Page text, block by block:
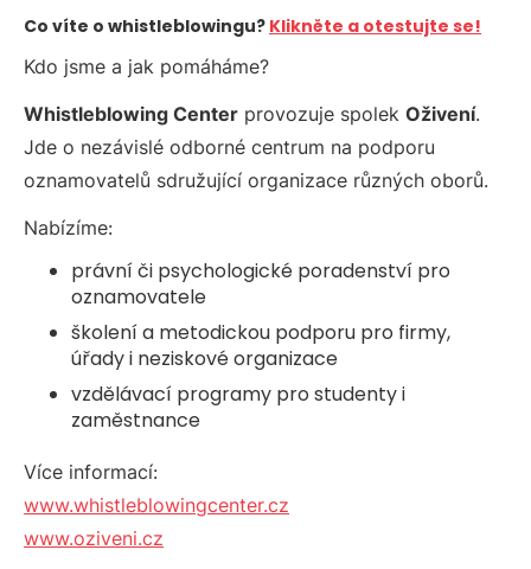
Co víte o whistleblowingu? Klikněte a otestujte se!
Kdo jsme a jak pomáháme?
Whistleblowing Center provozuje spolek Oživení.
Jde o nezávislé odborné centrum na podporu
oznamovatelů sdružující organizace různých oborů.
Nabízíme:
právní či psychologické poradenství pro
oznamovatele
školení a metodickou podporu pro firmy,
úřady i neziskové organizace
vzdělávací programy pro studenty i
zaměstnance
Více informací:
www.whistleblowingcenter.cz
www.oziveni.cz